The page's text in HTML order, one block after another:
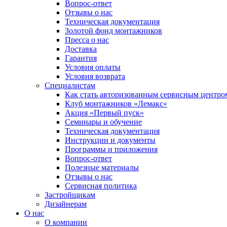
Вопрос-ответ
Отзывы о нас
Техническая документация
Золотой фонд монтажников
Пресса о нас
Доставка
Гарантия
Условия оплаты
Условия возврата
Специалистам
Как стать авторизованным сервисным
Клуб монтажников «Лемакс»
Акция «Первый пуск»
Семинары и обучение
Техническая документация
Инструкции и документы
Программы и приложения
Вопрос-ответ
Полезные материалы
Отзывы о нас
Сервисная политика
Застройщикам
Дизайнерам
О нас
О компании